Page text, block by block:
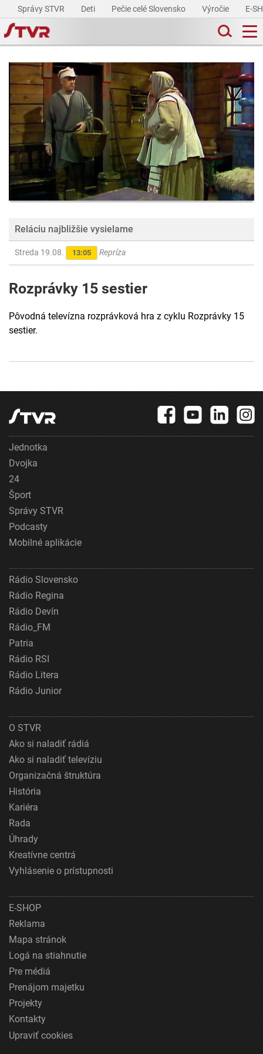
Správy STVR Deti Pečie celé Slovensko Výročie E-
Reláciu najbližšie vysielame
Streda 19.08. 13:05 Repríza
Rozprávky 15 sestier
Pôvodná televízna rozprávková hra z cyklu Rozprávky 15
sestier.
Jednotka
Dvojka
24
Šport
Správy STVR
Podcasty
Mobilné aplikácie
Rádio Slovensko
Rádio Regina
Rádio Devín
Rádio_FM
Patria
Rádio RSI
Rádio Litera
Rádio Junior
O STVR
Ako si naladiť rádiá
Ako si naladiť televíziu
Organizačná štruktúra
História
Kariéra
Rada
Úhrady
Kreatívne centrá
Vyhlásenie o prístupnosti
E-SHOP
Reklama
Mapa stránok
Logá na stiahnutie
Pre médiá
Prenájom majetku
Projekty
Kontakty
Upraviť cookies